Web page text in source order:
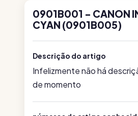
0901B001 - CANON
CYAN (0901B005)
Descrição do artigo
Infelizmente não há
de momento